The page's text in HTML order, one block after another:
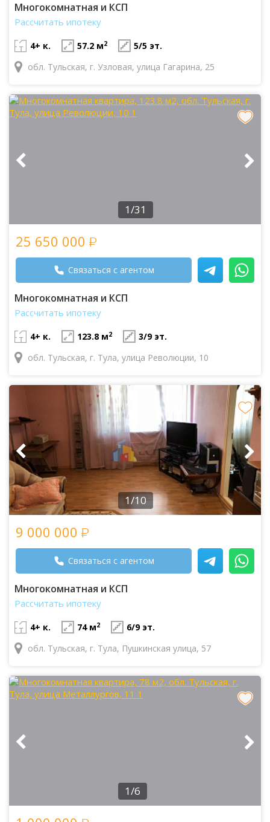
Многокомнатная и КСП
Рассчитать ипотеку
4+ к. 57.2 м2
5/5 эт.
обл. Тульская, г. Узловая, улица Гагарина, 25
1/31
25 650 000
Связаться с агентом
Многокомнатная и КСП
Рассчитать ипотеку
4+ к. 123.8 м2
3/9 эт.
обл. Тульская, г. Тула, улица Революции, 10
1/10
9 000 000
Связаться с агентом
Многокомнатная и КСП
Рассчитать ипотеку
4+ к. 74 м2
6/9 эт.
обл. Тульская, г. Тула, Пушкинская улица, 57
1/6